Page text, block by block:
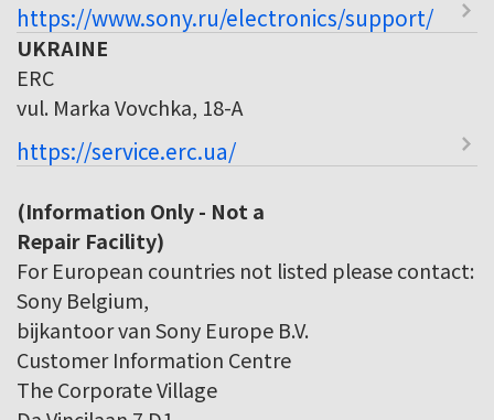
https://www.sony.ru/electronics/support/
UKRAINE
ERC
vul. Marka Vovchka, 18-A
https://service.erc.ua/
(Information Only - Not a
Repair Facility)
For European countries not listed please contact:
Sony Belgium,
bijkantoor van Sony Europe B.V.
Customer Information Centre
The Corporate Village